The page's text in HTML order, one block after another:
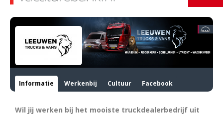
Informatie Werkenbij Cultuur Facebook
Wil jij werken bij het mooiste truckdealerbedrijf uit